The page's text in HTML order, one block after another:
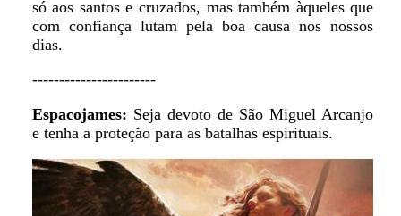
só aos santos e cruzados, mas também àqueles que
com confiança lutam pela boa causa nos nossos
dias.
-----------------------
Espacojames: Seja devoto de São Miguel Arcanjo
e tenha a proteção para as batalhas espirituais.